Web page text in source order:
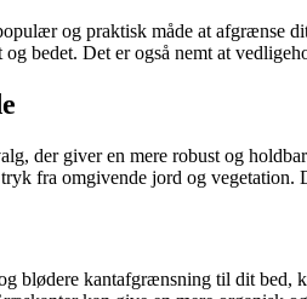
og praktisk måde at afgrænse
bedet. Det er også nemt at
der giver en mere robust og
fra omgivende jord og
blødere kantafgrænsning til dit bed,